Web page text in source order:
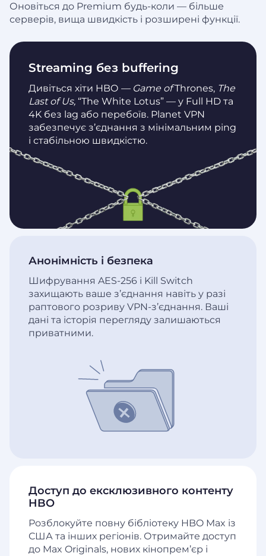
Оновіться до Premium будь-коли — більше
серверів, вища швидкість і розширені функції.
Streaming без buffering
Дивіться хіти HBO — Game ofThrones, The
Last of Us, “The White Lotus” — у Full HD та
4K без lag або перебоїв. Planet VPN
забезпечує з’єднання з мінімальним ping
і стабільною швидкістю.
Доступ до ексклюзивного контенту
HBO
Розблокуйте повну бібліотеку HBO Max із
США та інших регіонів. Отримайте доступ
до Max Originals, нових кінопрем’єр і
Анонімність і безпека
Шифрування AES-256 і Kill Switch
захищають ваше з’єднання навіть у разі
раптового розриву VPN-з’єднання. Ваші
дані та історія перегляду залишаються
приватними.